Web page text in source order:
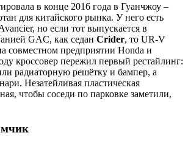
в конце 2016 года в Гуанчжоу –
для китайского рынка. У него есть
но если тот выпускается в
GAC, как седан Crider, то UR-V
совместном предприятии Honda и
кроссовер пережил первый рестайлинг:
радиаторную решётку и бампер, а
Незатейливая пластическая
чтобы соседи по парковке заметили,